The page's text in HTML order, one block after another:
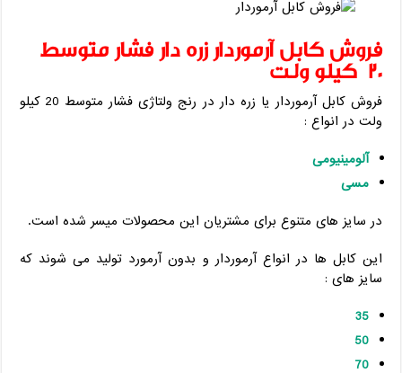
فروش کابل آرموردار زره دار فشار متوسط
20 کیلو ولت
فروش کابل آرموردار یا زره دار در رنج ولتاژی فشار متوسط 20 کیلو
ولت در انواع :
آلومینیومی
مسی
در سایز های متنوع برای مشتریان این محصولات میسر شده است.
این کابل ها در انواع آرموردار و بدون آرمورد تولید می شوند که
سایز های :
35
50
70